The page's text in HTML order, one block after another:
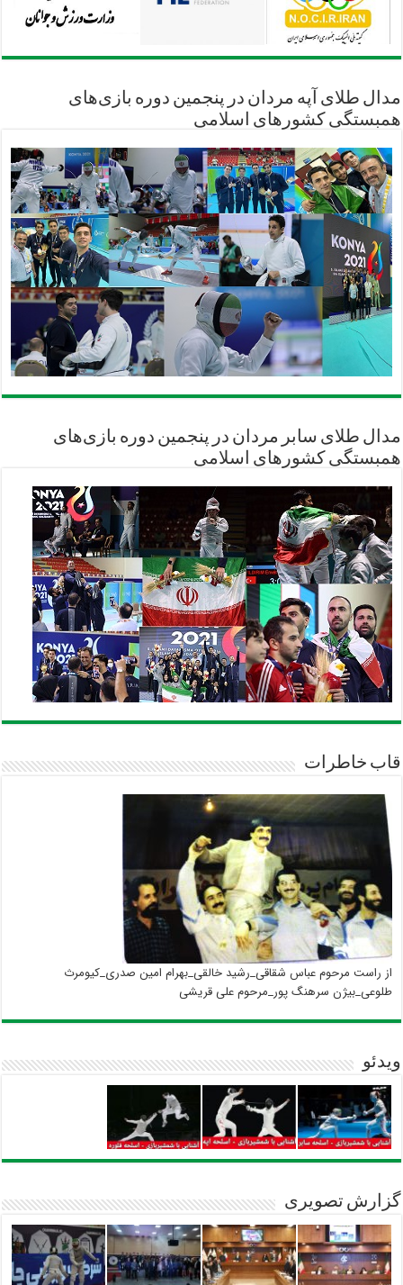
مدال طلای آپه مردان در پنجمین دوره بازی‌های
همبستگی کشورهای اسلامی
مدال طلای سابر مردان در پنجمین دوره بازی‌های
همبستگی کشورهای اسلامی
قاب خاطرات
از راست مرحوم عباس شقاقی_رشید خالقی_بهرام امین صدری_کیومرث
طلوعی_بیژن سرهنگ پور_مرحوم علی قریشی
ویدئو
گزارش تصویری